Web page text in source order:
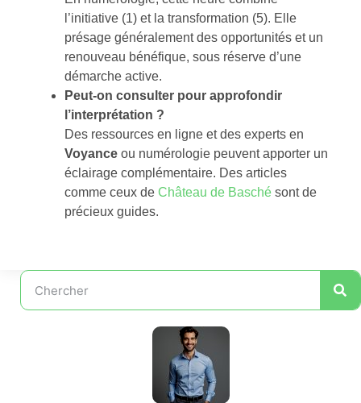
l’initiative (1) et la transformation (5). Elle
présage généralement des opportunités et un
renouveau bénéfique, sous réserve d’une
démarche active.
Peut-on consulter pour approfondir
l’interprétation ?
Des ressources en ligne et des experts en
Voyance ou numérologie peuvent apporter un
éclairage complémentaire. Des articles
comme ceux de Château de Basché sont de
précieux guides.